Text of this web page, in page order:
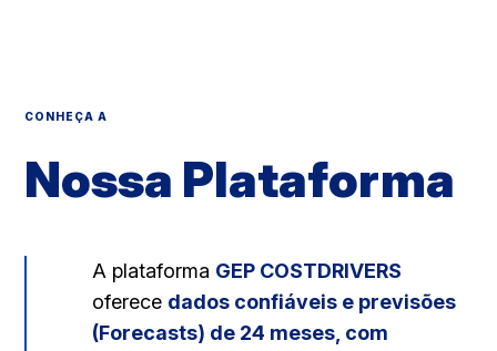
CONHEÇA A
Nossa Plataforma
A plataforma GEP COSTDRIVERS
oferece dados confiáveis e previsões
(Forecasts) de 24 meses, com